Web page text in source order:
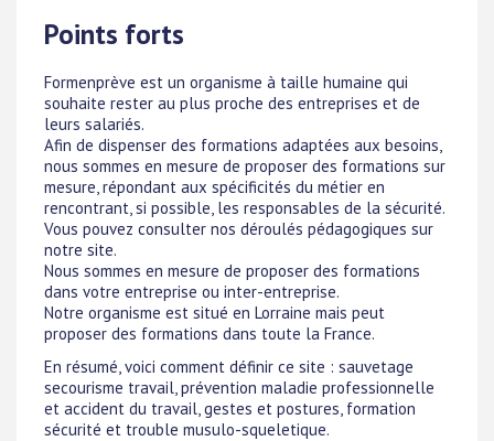
Points forts
Formenprève est un organisme à taille humaine qui
souhaite rester au plus proche des entreprises et de
leurs salariés.
Afin de dispenser des formations adaptées aux besoins,
nous sommes en mesure de proposer des formations sur
mesure, répondant aux spécificités du métier en
rencontrant, si possible, les responsables de la sécurité.
Vous pouvez consulter nos déroulés pédagogiques sur
notre site.
Nous sommes en mesure de proposer des formations
dans votre entreprise ou inter-entreprise.
Notre organisme est situé en Lorraine mais peut
proposer des formations dans toute la France.
En résumé, voici comment définir ce site : sauvetage
secourisme travail, prévention maladie professionnelle
et accident du travail, gestes et postures, formation
sécurité et trouble musulo-squeletique.